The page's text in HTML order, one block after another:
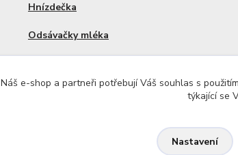
Hnízdečka
Odsávačky mléka
Náš e-shop a partneři potřebují Váš souhlas s
týkající se
Nastavení